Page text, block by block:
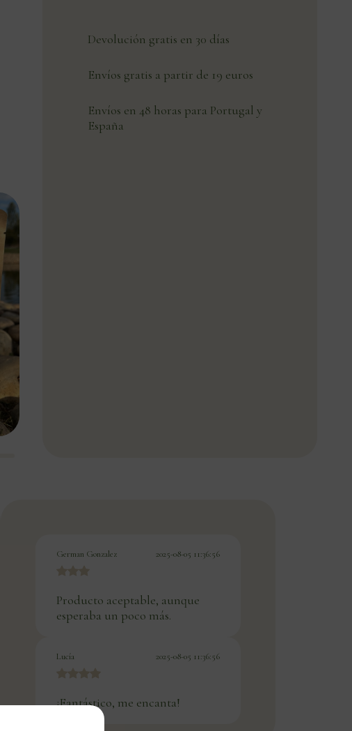
Devolución gratis en 30 días
Envíos gratis a partir de 19 euros
Envíos en 48 horas para Portugal y
España
German Gonzalez 2025-08-05 11:36:56
Producto aceptable, aunque
esperaba un poco más.
Lucía 2025-08-05 11:36:56
¡Fantástico, me encanta!